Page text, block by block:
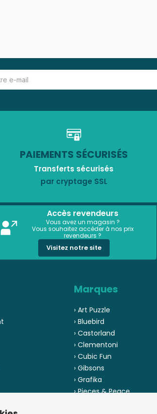
PAIEMENTS SÉCURISÉS
Transferts sécurisés
par cryptage SSL
Accès revendeurs
Vous avez un magasin ?
Vous souhaitez accéder à nos prix
revendeurs ?
Visitez notre site
Marques
› Art Puzzle
› Bluebird
› Castorland
› Clementoni
› Cubic Fun
› Gibsons
› Grafika
› Pieces & Peace